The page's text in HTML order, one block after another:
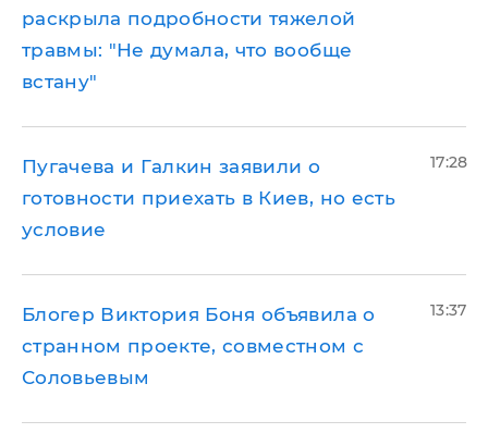
раскрыла подробности тяжелой
травмы: "Не думала, что вообще
встану"
Пугачева и Галкин заявили о
готовности приехать в Киев, но есть
условие
17:28
Блогер Виктория Боня объявила о
странном проекте, совместном с
Соловьевым
13:37